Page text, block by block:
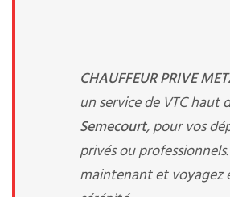
CHAUFFEUR PRIVE
un service de VTC haut
Semecourt, pour vos
privés ou
maintenant et voyagez